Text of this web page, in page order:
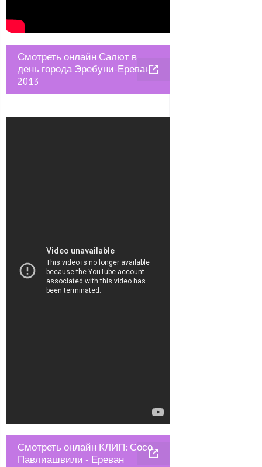
Смотреть онлайн Салют в
день города Эребуни-Ереван
2013
Смотреть онлайн КЛИП: Сосо
Павлиашвили - Ереван